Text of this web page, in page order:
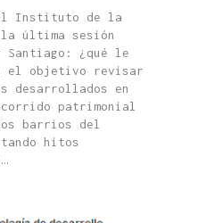
Instituto de la
última sesión
Santiago: ¿qué le
el objetivo revisar
desarrollados en
patrimonial
barrios del
hitos